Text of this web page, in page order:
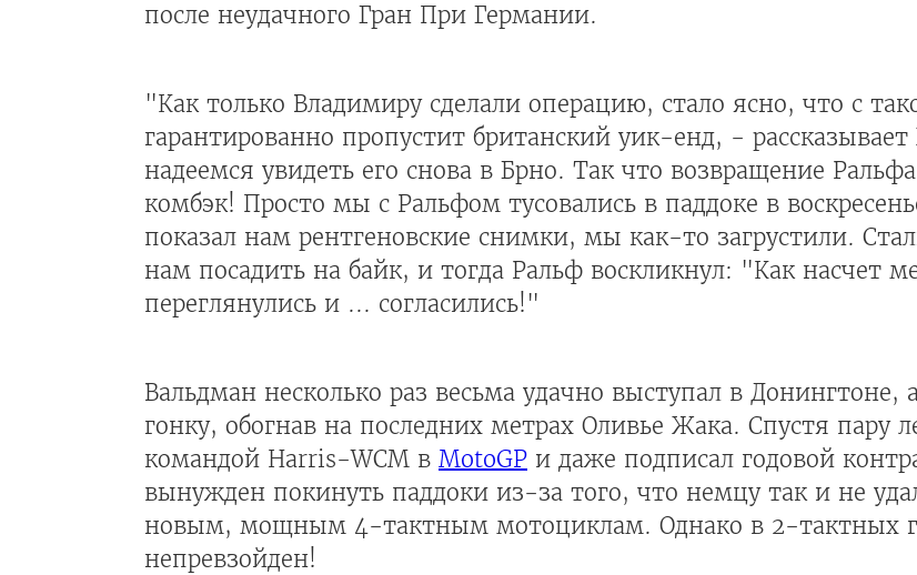
после неудачного Гран При Германии.
"Как только Владимиру сделали операцию, стало ясно, что с
гарантированно пропустит британский уик-енд, -
надеемся увидеть его снова в Брно. Так что возвращение
комбэк! Просто мы с Ральфом тусовались в паддоке в
показал нам рентгеновские снимки, мы как-то загрустили.
нам посадить на байк, и тогда Ральф воскликнул: "Как насчет
переглянулись и ... согласились!"
Вальдман несколько раз весьма удачно выступал в Донингтоне,
гонку, обогнав на последних метрах Оливье Жака. Спустя пару
командой Harris-WCM в MotoGP и даже подписал годовой
вынужден покинуть паддоки из-за того, что немцу так и не
новым, мощным 4-тактным мотоциклам. Однако в 2-тактных
непревзойден!